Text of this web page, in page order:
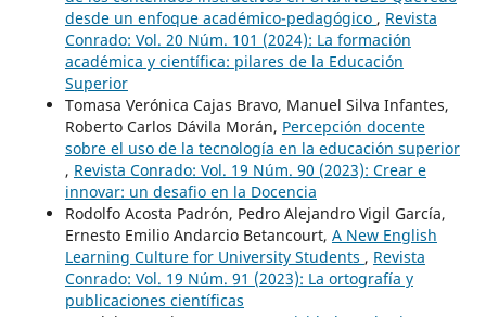
desde un enfoque académico-pedagógico , Revista
Conrado: Vol. 20 Núm. 101 (2024): La formación
académica y científica: pilares de la Educación
Superior
Tomasa Verónica Cajas Bravo, Manuel Silva Infantes,
Roberto Carlos Dávila Morán, Percepción docente
sobre el uso de la tecnología en la educación superior
, Revista Conrado: Vol. 19 Núm. 90 (2023): Crear e
innovar: un desafio en la Docencia
Rodolfo Acosta Padrón, Pedro Alejandro Vigil García,
Ernesto Emilio Andarcio Betancourt, A New English
Learning Culture for University Students , Revista
Conrado: Vol. 19 Núm. 91 (2023): La ortografía y
publicaciones científicas